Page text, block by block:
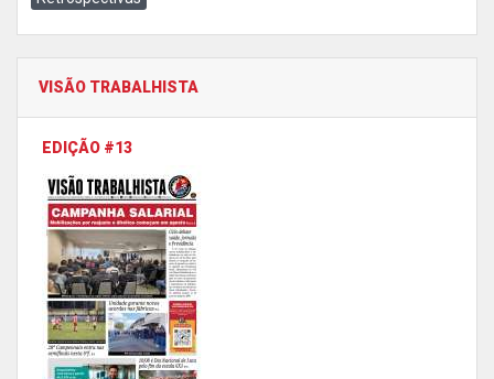
VISÃO TRABALHISTA
EDIÇÃO #13